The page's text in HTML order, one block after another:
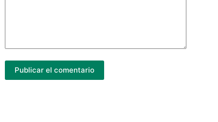
Publicar el comentario